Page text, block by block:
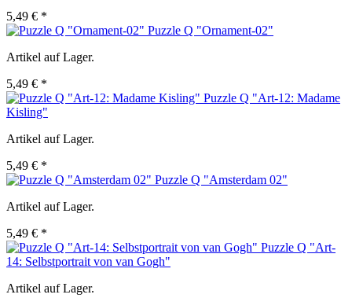
5,49 € *
Puzzle Q "Ornament-02"
Artikel auf Lager.
5,49 € *
Puzzle Q "Art-12: Madame
Kisling"
Artikel auf Lager.
5,49 € *
Puzzle Q "Amsterdam 02"
Artikel auf Lager.
5,49 € *
Puzzle Q "Art-
14: Selbstportrait von van Gogh"
Artikel auf Lager.